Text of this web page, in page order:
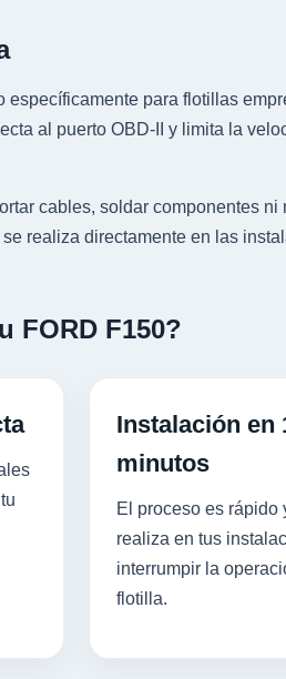
específicamente para flotillas
al puerto OBD-II y limita la
cables, soldar componentes ni
se realiza directamente en las
FORD F150?
Instalación en
minutos
El proceso es rápido
realiza en tus
interrumpir la
flotilla.